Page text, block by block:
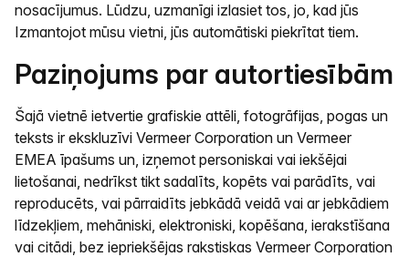
nosacījumus. Lūdzu, uzmanīgi izlasiet tos, jo, kad jūs
Izmantojot mūsu vietni, jūs automātiski piekrītat tiem.
Paziņojums par autortiesībām
Šajā vietnē ietvertie grafiskie attēli, fotogrāfijas, pogas un
teksts ir ekskluzīvi Vermeer Corporation un Vermeer
EMEA īpašums un, izņemot personiskai vai iekšējai
lietošanai, nedrīkst tikt sadalīts, kopēts vai parādīts, vai
reproducēts, vai pārraidīts jebkādā veidā vai ar jebkādiem
līdzekļiem, mehāniski, elektroniski, kopēšana, ierakstīšana
vai citādi, bez iepriekšējas rakstiskas Vermeer Corporation